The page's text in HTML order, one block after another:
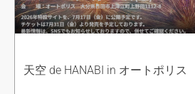
天空 de HANABI in オートポリス